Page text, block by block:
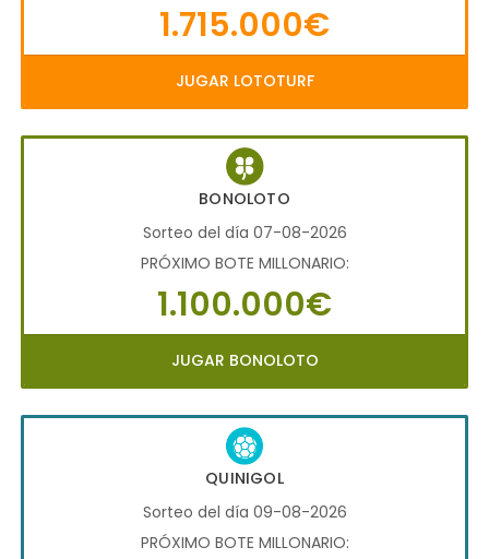
1.715.000€
JUGAR LOTOTURF
BONOLOTO
Sorteo del día 07-08-2026
PRÓXIMO BOTE MILLONARIO:
1.100.000€
JUGAR BONOLOTO
QUINIGOL
Sorteo del día 09-08-2026
PRÓXIMO BOTE MILLONARIO: